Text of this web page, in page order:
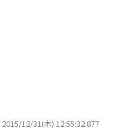
2015/12/31(木) 12:55:32.877